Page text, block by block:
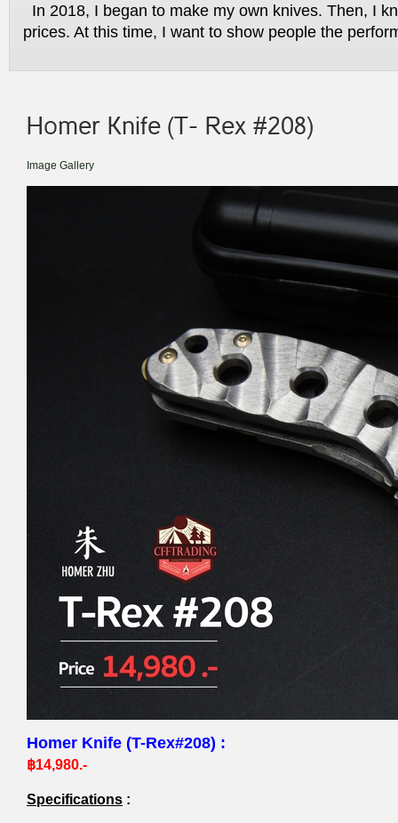
In 2018, I began to make my own knives. Then, I
prices. At this time, I want to show people the
Homer Knife (T- Rex #208)
Image Gallery
Homer Knife (T-Rex#208) :
฿14,980.-
Specifications :